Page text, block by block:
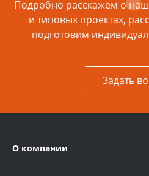
Подробно расскажем о
и типовых проектах,
подготовим
Задать
О компании